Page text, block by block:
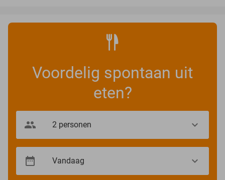
Voordelig spontaan uit
eten?